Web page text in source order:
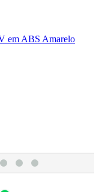
em ABS Amarelo